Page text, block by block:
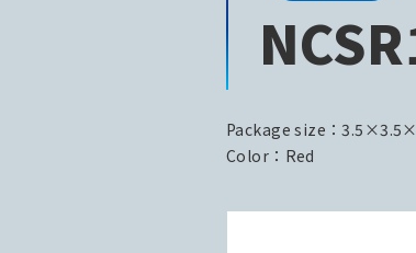
Package size：
Color：Red